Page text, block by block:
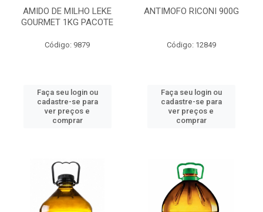
AMIDO DE MILHO LEKE
GOURMET 1KG PACOTE
Código: 9879
Faça seu login ou
cadastre-se para
ver preços e
comprar
ANTIMOFO RICONI 900G
Código: 12849
Faça seu login ou
cadastre-se para
ver preços e
comprar